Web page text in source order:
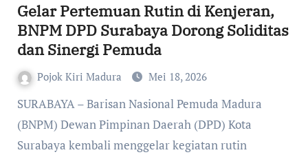
Gelar Pertemuan Rutin di Kenjeran,
BNPM DPD Surabaya Dorong Soliditas
dan Sinergi Pemuda
Pojok Kiri Madura Mei 18, 2026
SURABAYA – Barisan Nasional Pemuda Madura
(BNPM) Dewan Pimpinan Daerah (DPD) Kota
Surabaya kembali menggelar kegiatan rutin